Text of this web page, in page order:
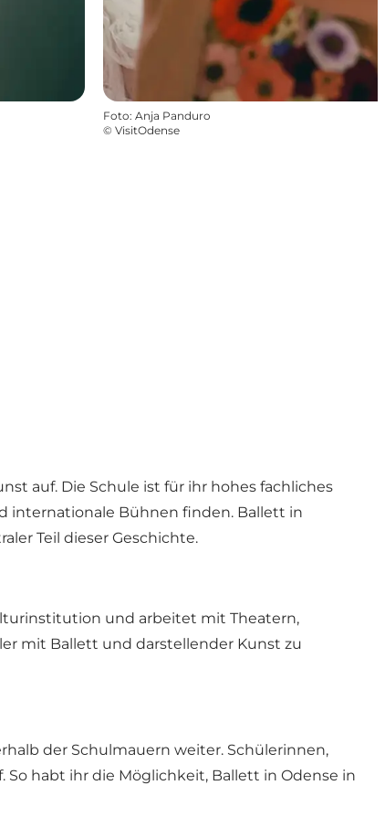
Foto: Anja Panduro
© VisitOdense
auf. Die Schule ist für ihr hohes fachliches
internationale Bühnen finden. Ballett in
Teil dieser Geschichte.
und arbeitet mit Theatern,
mit Ballett und darstellender Kunst zu
der Schulmauern weiter. Schülerinnen,
habt ihr die Möglichkeit, Ballett in Odense in